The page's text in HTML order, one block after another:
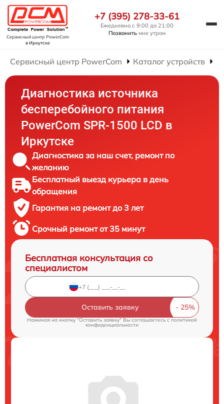
Сервисный центр PowerCom
в Иркутске
+7 (395) 278-33-61
Ежедневно с 9:00 до 21:00
Позвонить мне утром
Сервисный центр PowerCom Каталог устройств
Диагностика источника
бесперебойного питания
PowerCom SPR-1500 LCD в
Иркутске
Диагностика за наш счет, ремонт по
желанию
Бесплатный выезд курьера в день
обращения
Гарантия на ремонт до 3 лет
Срочный ремонт от 35 минут
Бесплатная консультация со
специалистом
Оставить заявку
Нажимая на кнопку "Оставить заявку" Вы соглашаетесь cполитикой
конфиденциальности